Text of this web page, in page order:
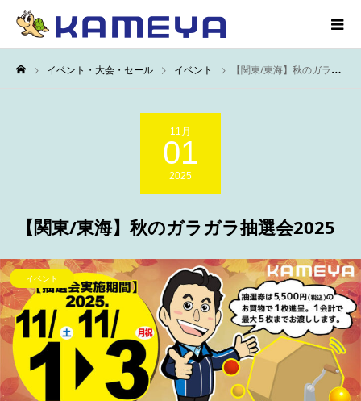
イベント・大会・セール イベント 【関東/東海】秋のガラガラ抽選会2025
11月
01
2025
【関東/東海】秋のガラガラ抽選会2025
イベント